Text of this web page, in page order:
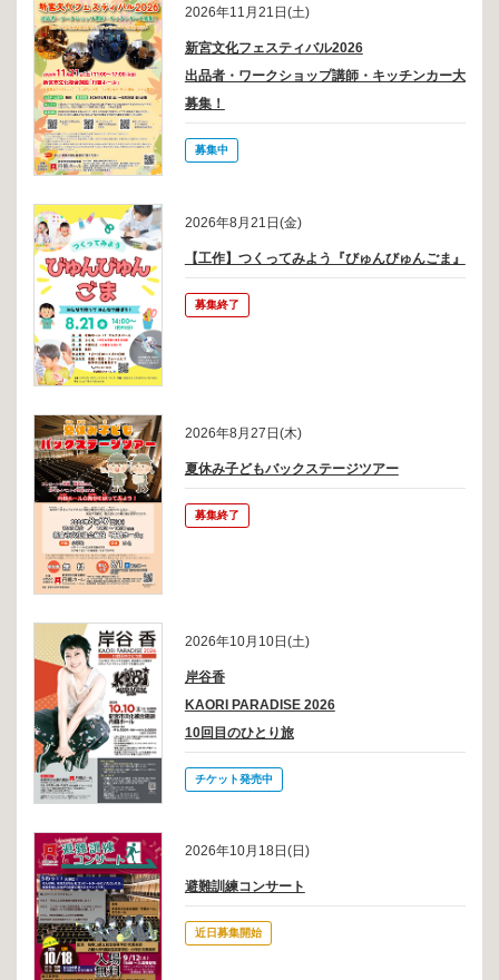
2026年11月21日(土)
新宮文化フェスティバル2026
出品者・ワークショップ講師・キッチンカー大
募集！
募集中
2026年8月21日(金)
【工作】つくってみよう『びゅんびゅんごま』
募集終了
2026年8月27日(木)
夏休み子どもバックステージツアー
募集終了
2026年10月10日(土)
岸谷香
KAORI PARADISE 2026
10回目のひとり旅
チケット発売中
2026年10月18日(日)
避難訓練コンサート
近日募集開始